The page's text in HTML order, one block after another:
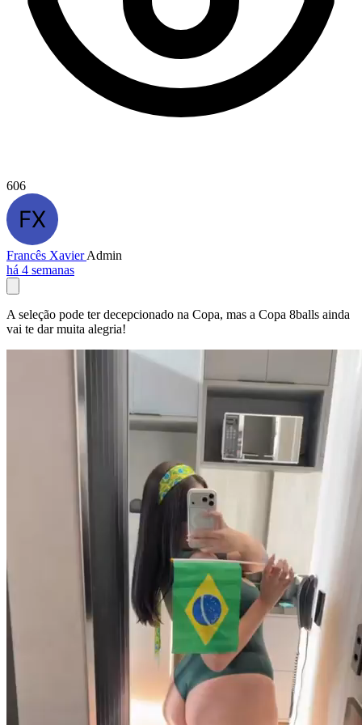
606
Francês XavierAdmin
há 4 semanas
A seleção pode ter decepcionado na Copa, mas a Copa 8balls ainda
vai te dar muita alegria!